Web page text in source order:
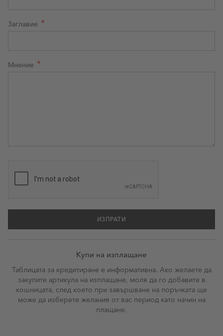
Заглавие
Мнение
ИЗПРАТИ
Купи на изплащане
Таблицата за кредитиране е информативна. Ако желаете да
закупите артикула на изплащане, моля да го добавите в
кошницата, след което при завършване на поръчката ще
може да изберете желания от вас период като начин на
плащане.